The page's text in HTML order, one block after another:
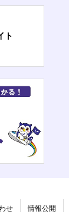
ト
せ 情報公開